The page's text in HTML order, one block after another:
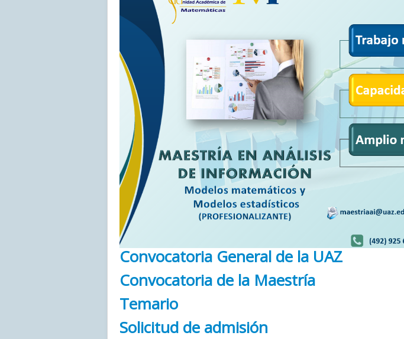
Convocatoria General de la UAZ
Convocatoria de la Maestría
Temario
Solicitud de admisión